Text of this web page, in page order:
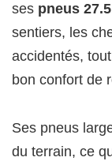
ses pneus
sentiers, les
accidentés,
bon confort de
Ses pneus
du terrain, ce